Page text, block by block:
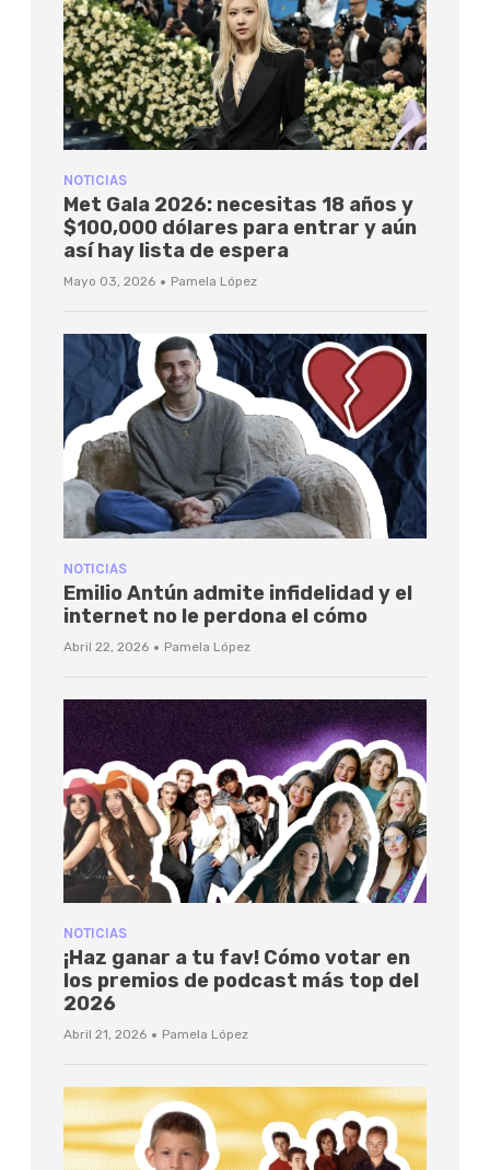
NOTICIAS
Met Gala 2026: necesitas 18 años y
$100,000 dólares para entrar y aún
así hay lista de espera
Mayo 03, 2026 · Pamela López
NOTICIAS
Emilio Antún admite infidelidad y el
internet no le perdona el cómo
Abril 22, 2026 · Pamela López
NOTICIAS
¡Haz ganar a tu fav! Cómo votar en
los premios de podcast más top del
2026
Abril 21, 2026 · Pamela López